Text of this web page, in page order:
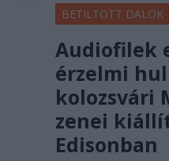
BETILTOTT DALOK
Audiofilek
érzelmi
kolozsvári
zenei
Edisonban